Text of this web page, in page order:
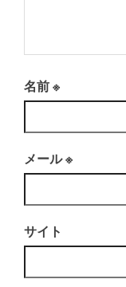
名前※
メール※
サイト